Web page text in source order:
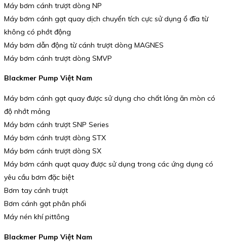
Máy bơm cánh trượt dòng NP
Máy bơm cánh gạt quay dịch chuyển tích cực sử dụng ổ đĩa từ
không có phớt động
Máy bơm dẫn động từ cánh trượt dòng MAGNES
Máy bơm cánh trượt dòng SMVP
Blackmer Pump Việt Nam
Máy bơm cánh gạt quay được sử dụng cho chất lỏng ăn mòn có
độ nhớt mỏng
Máy bơm cánh trượt SNP Series
Máy bơm cánh trượt dòng STX
Máy bơm cánh trượt dòng SX
Máy bơm cánh quạt quay được sử dụng trong các ứng dụng có
yêu cầu bơm đặc biệt
Bơm tay cánh trượt
Bơm cánh gạt phân phối
Máy nén khí pittông
Blackmer Pump Việt Nam